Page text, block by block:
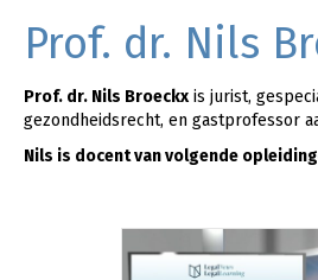
Prof. dr. Nils
Prof. dr. Nils Broeckx is jurist,
gezondheidsrecht, en gastprofessor
Nils is docent van volgende